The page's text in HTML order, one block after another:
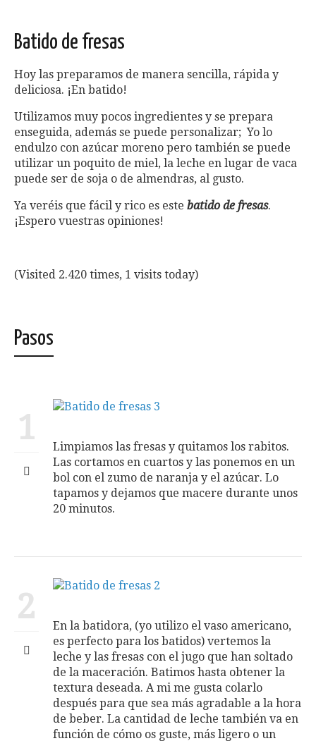
Batido de fresas
Hoy las preparamos de manera sencilla, rápida y
deliciosa. ¡En batido!
Utilizamos muy pocos ingredientes y se prepara
enseguida, además se puede personalizar; Yo lo
endulzo con azúcar moreno pero también se puede
utilizar un poquito de miel, la leche en lugar de vaca
puede ser de soja o de almendras, al gusto.
Ya veréis que fácil y rico es este batido de fresas.
¡Espero vuestras opiniones!
(Visited 2.420 times, 1 visits today)
Pasos
1
Limpiamos las fresas y quitamos los rabitos.
Las cortamos en cuartos y las ponemos en un
bol con el zumo de naranja y el azúcar. Lo
tapamos y dejamos que macere durante unos
20 minutos.
2
En la batidora, (yo utilizo el vaso americano,
es perfecto para los batidos) vertemos la
leche y las fresas con el jugo que han soltado
de la maceración. Batimos hasta obtener la
textura deseada. A mi me gusta colarlo
después para que sea más agradable a la hora
de beber. La cantidad de leche también va en
función de cómo os guste, más ligero o un